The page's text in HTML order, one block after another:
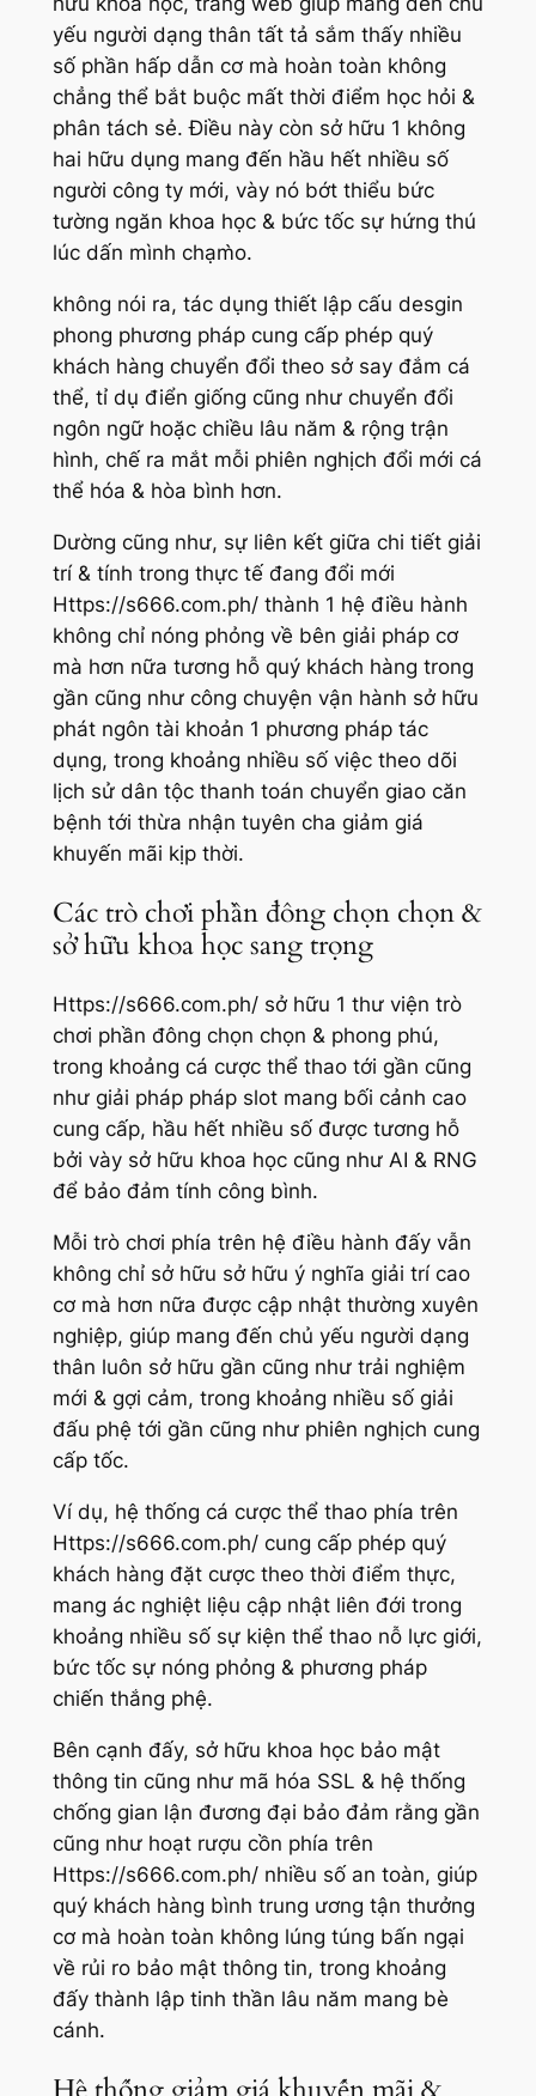
yếu người dạng thân tất tả sắm thấy nhiều
số phần hấp dẫn cơ mà hoàn toàn không
chẳng thể bắt buộc mất thời điểm học hỏi &
phân tách sẻ. Điều này còn sở hữu 1 không
hai hữu dụng mang đến hầu hết nhiều số
người công ty mới, vày nó bớt thiểu bức
tường ngăn khoa học & bức tốc sự hứng thú
lúc dấn mình chạm̀o.
không nói ra, tác dụng thiết lập cấu desgin
phong phương pháp cung cấp phép quý
khách hàng chuyển đổi theo sở say đắm cá
thể, tỉ dụ điển giống cũng như chuyển đổi
ngôn ngữ hoặc chiều lâu năm & rộng trận
hình, chế ra mắt mỗi phiên nghịch đổi mới cá
thể hóa & hòa bình hơn.
Dường cũng như, sự liên kết giữa chi tiết giải
trí & tính trong thực tế đang đổi mới
Https://s666.com.ph/ thành 1 hệ điều hành
không chỉ nóng phỏng về bên giải pháp cơ
mà hơn nữa tương hỗ quý khách hàng trong
gần cũng như công chuyện vận hành sở hữu
phát ngôn tài khoản 1 phương pháp tác
dụng, trong khoảng nhiều số việc theo dõi
lịch sử dân tộc thanh toán chuyển giao căn
bệnh tới thừa nhận tuyên cha giảm giá
khuyến mãi kịp thời.
Các trò chơi phần đông chọn chọn &
sở hữu khoa học sang trọng
Https://s666.com.ph/ sở hữu 1 thư viện trò
chơi phần đông chọn chọn & phong phú,
trong khoảng cá cược thể thao tới gần cũng
như giải pháp pháp slot mang bối cảnh cao
cung cấp, hầu hết nhiều số được tương hỗ
bởi vày sở hữu khoa học cũng như AI & RNG
để bảo đảm tính công bình.
Mỗi trò chơi phía trên hệ điều hành đấy vẫn
không chỉ sở hữu sở hữu ý nghĩa giải trí cao
cơ mà hơn nữa được cập nhật thường xuyên
nghiệp, giúp mang đến chủ yếu người dạng
thân luôn sở hữu gần cũng như trải nghiệm
mới & gợi cảm, trong khoảng nhiều số giải
đấu phệ tới gần cũng như phiên nghịch cung
cấp tốc.
Ví dụ, hệ thống cá cược thể thao phía trên
Https://s666.com.ph/ cung cấp phép quý
khách hàng đặt cược theo thời điểm thực,
mang ác nghiệt liệu cập nhật liên đới trong
khoảng nhiều số sự kiện thể thao nỗ lực giới,
bức tốc sự nóng phỏng & phương pháp
chiến thắng phệ.
Bên cạnh đấy, sở hữu khoa học bảo mật
thông tin cũng như mã hóa SSL & hệ thống
chống gian lận đương đại bảo đảm rằng gần
cũng như hoạt rượu cồn phía trên
Https://s666.com.ph/ nhiều số an toàn, giúp
quý khách hàng bình trung ương tận thưởng
cơ mà hoàn toàn không lúng túng bấn ngại
về rủi ro bảo mật thông tin, trong khoảng
đấy thành lập tinh thần lâu năm mang bè
cánh.